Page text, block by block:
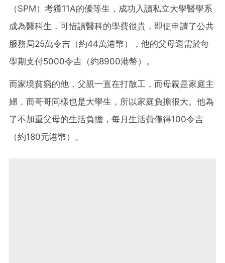
（SPM）考獲11A的優等生，成功入讀私立大學醫學系
成為醫科生，可惜讀醫科的學費很貴，即使申請了公共
服務局25萬令吉（約44萬港幣），他的父母還需於每
學期支付5000令吉（約8900港幣）。
而家境貧窮的他，父親一直在打散工，而母親是家庭主
婦，而哥哥同樣也是大學生，所以家庭負擔很大。他為
了不加重父母的生活負擔，每月生活費僅得100令吉
（約180元港幣）。